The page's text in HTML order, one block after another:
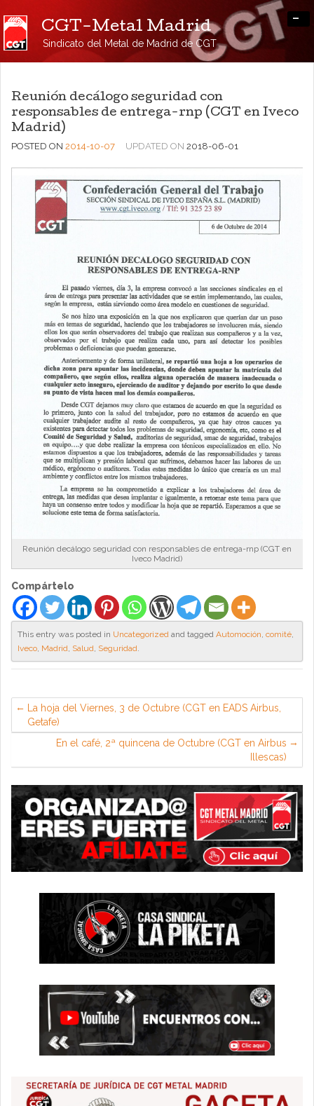
CGT-Metal Madrid
Sindicato del Metal de Madrid de CGT
-
Reunión decálogo seguridad con
responsables de entrega-rnp (CGT en Iveco
Madrid)
POSTED ON 2014-10-07 UPDATED ON 2018-06-01
Reunión decálogo seguridad con responsables de entrega-rnp (CGT en
Iveco Madrid)
Compártelo
This entry was posted in Uncategorized and tagged Automoción comité
Iveco Madrid Salud Seguridad
La hoja del Viernes, 3 de Octubre (CGT en EADS Airbus,
Getafe)
En el café, 2ª quincena de Octubre (CGT en Airbus
Illescas)